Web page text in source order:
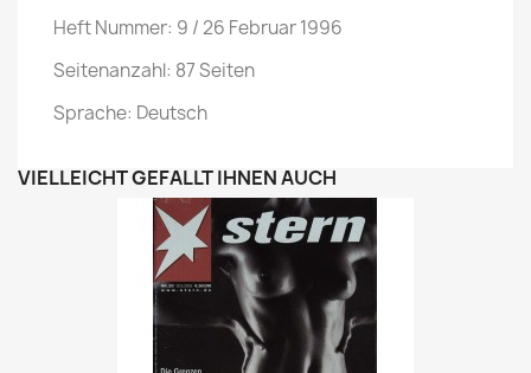
Heft Nummer: 9 / 26 Februar 1996
Seitenanzahl: 87 Seiten
Sprache: Deutsch
VIELLEICHT GEFÄLLT IHNEN AUCH